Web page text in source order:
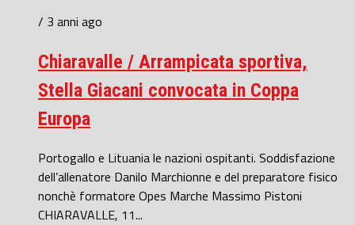
/ 3 anni ago
Chiaravalle / Arrampicata sportiva,
Stella Giacani convocata in Coppa
Europa
Portogallo e Lituania le nazioni ospitanti. Soddisfazione
dell’allenatore Danilo Marchionne e del preparatore fisico
nonchè formatore Opes Marche Massimo Pistoni
CHIARAVALLE, 11...